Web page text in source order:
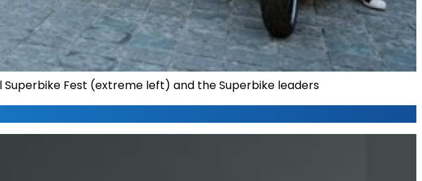
Superbike Fest (extreme left) and the Superbike leaders